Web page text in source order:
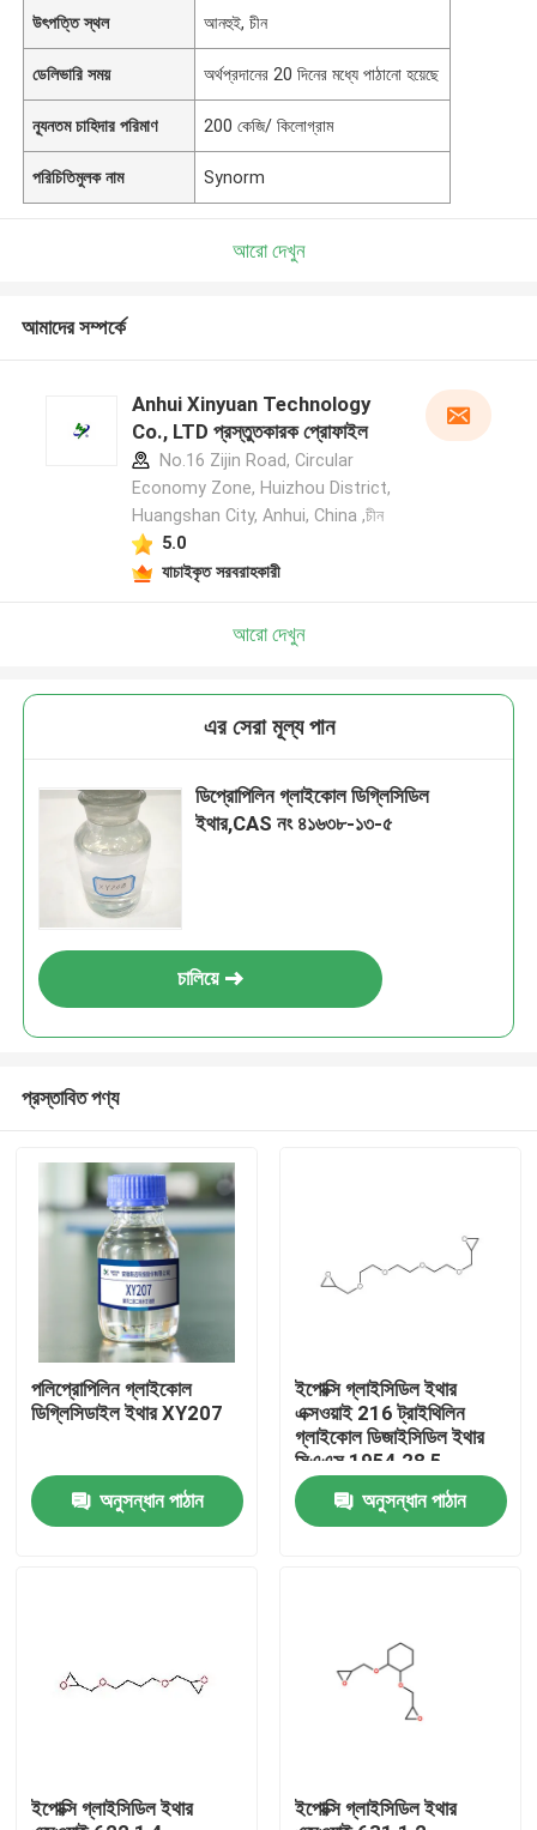
বাড়ি
আমাদের সম্পর্কে
উৎপত্তি স্থল আনহুই, চীন
ডেলিভারি সময় অর্থপ্রদানের 20 দিনের মধ্যে পাঠানো হয়েছে
ন্যূনতম চাহিদার পরিমাণ 200 কেজি/ কিলোগ্রাম
পরিচিতিমুলক নাম Synorm
আরো দেখুন
আমাদের সম্পর্কে
Anhui Xinyuan Technology
Co., LTD প্রস্তুতকারক প্রোফাইল
No.16 Zijin Road, Circular
Economy Zone, Huizhou District,
Huangshan City, Anhui, China ,চীন
5.0
যাচাইকৃত সরবরাহকারী
আরো দেখুন
এর সেরা মূল্য পান
ডিপ্রোপিলিন গ্লাইকোল ডিগ্লিসিডিল
ইথার,CAS নং ৪১৬৩৮-১৩-৫
চালিয়ে
প্রস্তাবিত পণ্য
পলিপ্রোপিলিন গ্লাইকোল
ডিগ্লিসিডাইল ইথার XY207
অনুসন্ধান পাঠান
ইপোক্সি গ্লাইসিডিল ইথার
এক্সওয়াই 216 ট্রাইথিলিন
গ্লাইকোল ডিজাইসিডিল ইথার
সিএএস 1954 28 5
অনুসন্ধান পাঠান
ইপোক্সি গ্লাইসিডিল ইথার
ইপোক্সি গ্লাইসিডিল ইথার